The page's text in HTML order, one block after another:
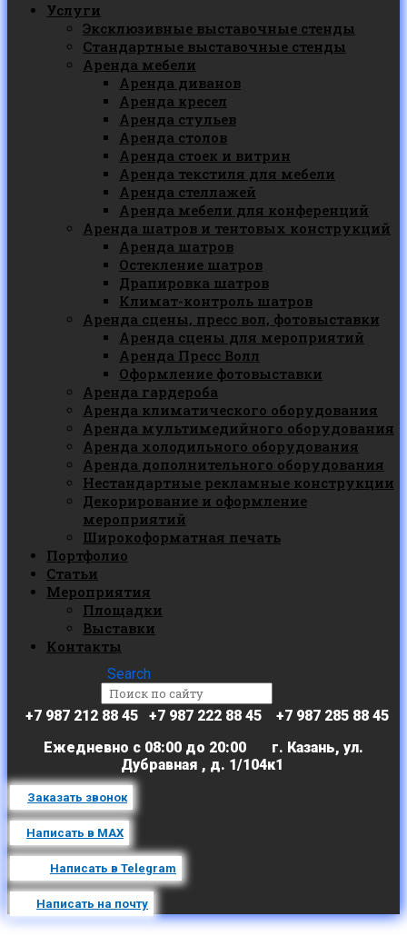
Услуги
Эксклюзивные выставочные стенды
Стандартные выставочные стенды
Аренда мебели
Аренда диванов
Аренда кресел
Аренда стульев
Аренда столов
Аренда стоек и витрин
Аренда текстиля для мебели
Аренда стеллажей
Аренда мебели для конференций
Аренда шатров и тентовых конструкций
Аренда шатров
Остекление шатров
Драпировка шатров
Климат-контроль шатров
Аренда сцены, пресс вол, фотовыставки
Аренда сцены для мероприятий
Аренда Пресс Волл
Оформление фотовыставки
Аренда гардероба
Аренда климатического оборудования
Аренда мультимедийного оборудования
Аренда холодильного оборудования
Аренда дополнительного оборудования
Нестандартные рекламные конструкции
Декорирование и оформление
мероприятий
Широкоформатная печать
Портфолио
Статьи
Мероприятия
Площадки
Выставки
Контакты
Search
+7 987 212 88 45 +7 987 222 88 45 +7 987 285 88 45
Ежедневно с 08:00 до 20:00 г. Казань, ул.
Дубравная , д. 1/104к1
Заказать звонок
Написать в MAX
Написать в Telegram
Написать на почту